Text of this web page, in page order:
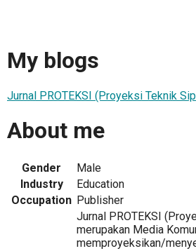
My blogs
Jurnal PROTEKSI (Proyeksi Teknik
About me
Gender
Male
Industry
Education
Occupation Publisher
Jurnal PROTEKSI
merupakan Media
memproyeksikan/